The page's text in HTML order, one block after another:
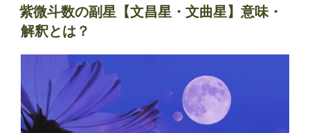
の
副
星
【左
星・
右
弼
稿
日:
紫微斗数の副星【文昌星・文曲星】意味・
解釈とは？